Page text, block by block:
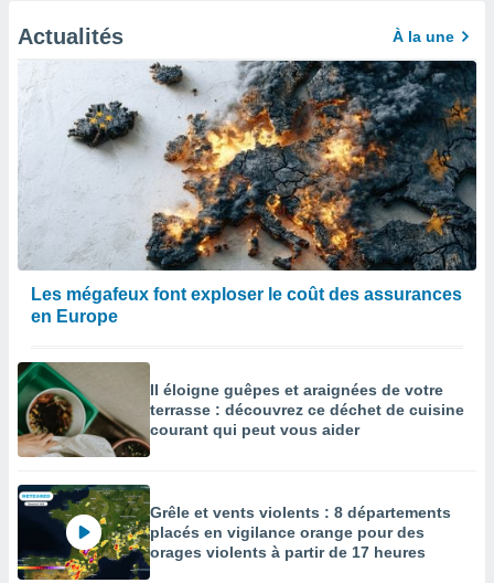
Actualités À la une
Les mégafeux font exploser le coût des assurances
en Europe
Il éloigne guêpes et araignées de votre
terrasse : découvrez ce déchet de cuisine
courant qui peut vous aider
Grêle et vents violents : 8 départements
placés en vigilance orange pour des
orages violents à partir de 17 heures